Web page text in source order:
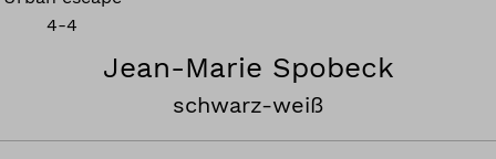
4-4
Jean-Marie Spobeck
schwarz-weiß